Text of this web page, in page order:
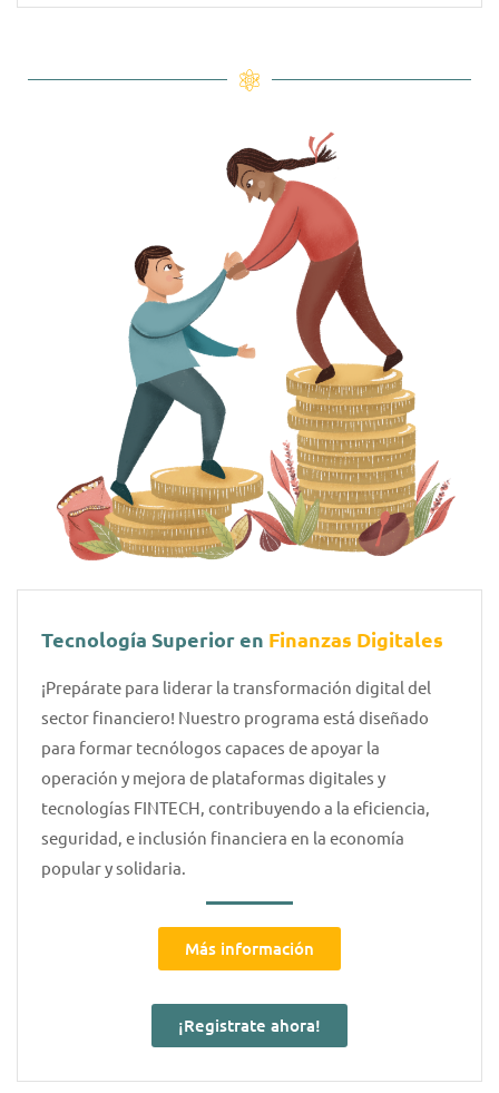
Tecnología Superior en Finanzas Digitales
¡Prepárate para liderar la transformación digital del
sector financiero! Nuestro programa está diseñado
para formar tecnólogos capaces de apoyar la
operación y mejora de plataformas digitales y
tecnologías FINTECH, contribuyendo a la eficiencia,
seguridad, e inclusión financiera en la economía
popular y solidaria.
Más información
¡Registrate ahora!